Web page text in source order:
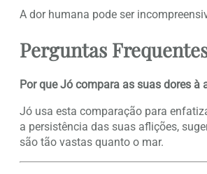
A dor humana pode ser
Perguntas
Por que Jó compara as suas dores à
Jó usa esta comparação para
a persistência das suas aflições,
são tão vastas quanto o mar.